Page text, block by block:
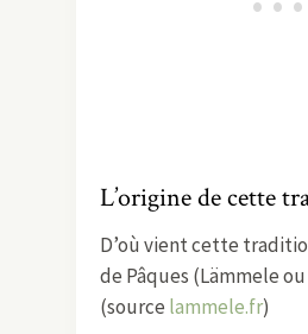
L’origine de cette
D’où vient cette
de Pâques (Lämmele ou
(source lammele.fr)